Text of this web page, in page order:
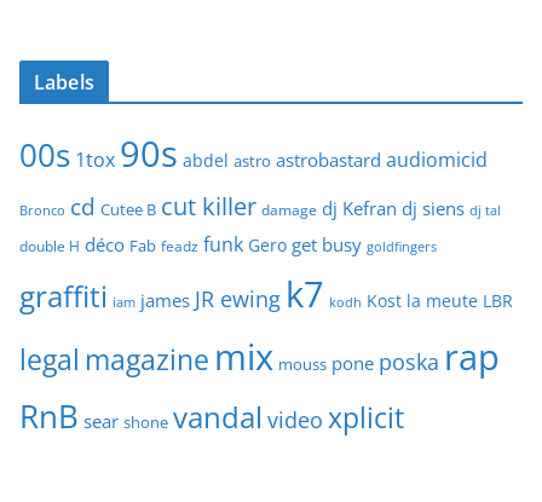
Labels
00s 1tox 90s abdel astro astrobastard audiomicid
Bronco cd Cutee B cut killer damage dj Kefran dj siens dj tal
double H déco Fab feadz funk Gero get busy goldfingers
graffiti iam james JR ewing k7 kodh Kost la meute LBR
legal magazine mix mouss pone poska rap
RnB sear shone vandal video xplicit